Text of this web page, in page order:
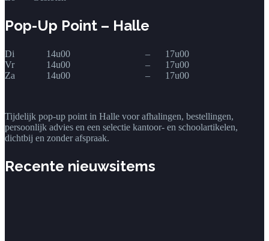
Pop-Up Point – Halle
Di 14u00 –
17u00
Vr
14u00 –
17u00
Za
14u00 – 17u00
Tijdelijk pop-up point in Halle voor afhalingen, bestellingen,
persoonlijk advies en een selectie kantoor- en schoolartikelen,
dichtbij en zonder afspraak.
Recente nieuwsitems